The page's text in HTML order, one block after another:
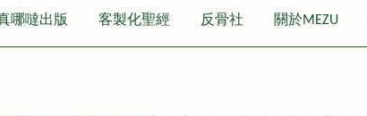
哪噠出版 客製化聖經 反骨社 關於MEZU